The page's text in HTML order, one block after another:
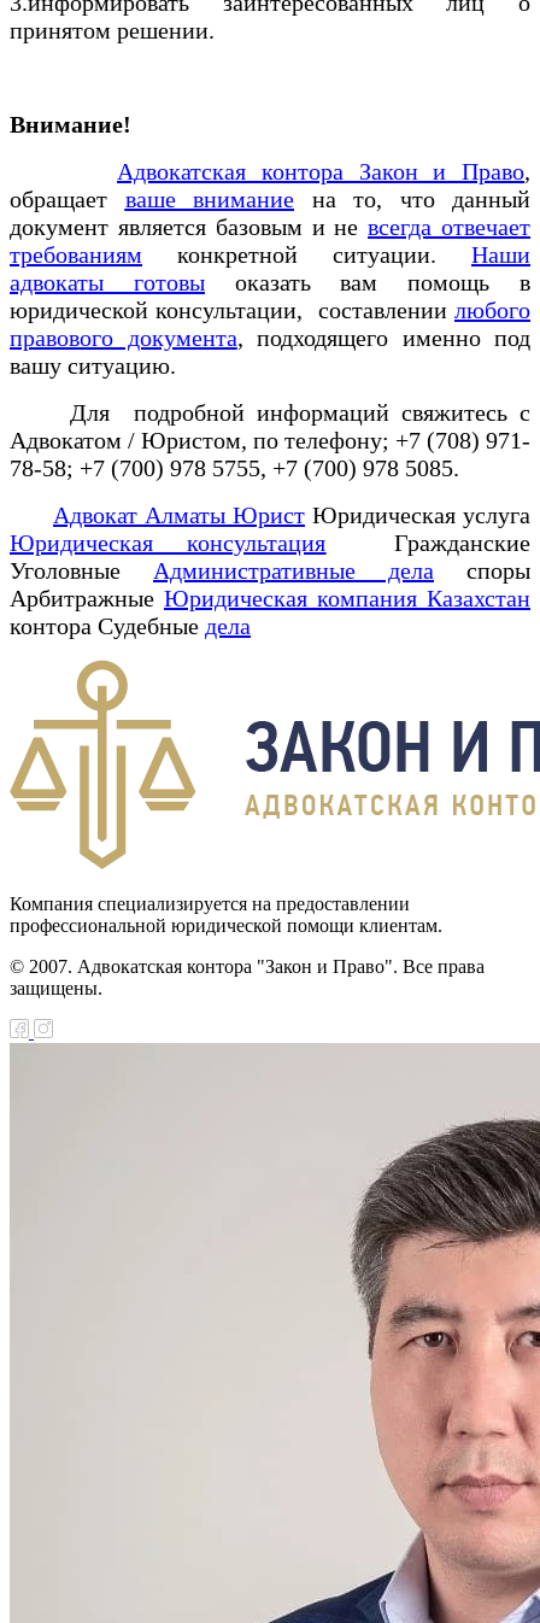
принятом решении.
Внимание!
Адвокатская контора Закон и Право,
обращает ваше внимание на то, что данный
документ является базовым и невсегда отвечает
требованиям конкретной ситуации. Наши
адвокаты готовыоказать вам помощь в
юридической консультации, составлении любого
правового документа, подходящего именно под
вашу ситуацию.
Для подробной информаций свяжитесь с
Адвокатом / Юристом, по телефону; +7 (708) 971-
78-58; +7 (700) 978 5755, +7 (700) 978 5085.
Адвокат Алматы Юрист Юридическая услуга
Юридическая консультация Гражданские
Уголовные Административные дела споры
Арбитражные Юридическая компания Казахстан
контора Судебные дела
Компания специализируется на предоставлении
профессиональной юридической помощи клиентам.
© 2007. Адвокатская контора "Закон и Право". Все права
защищены.